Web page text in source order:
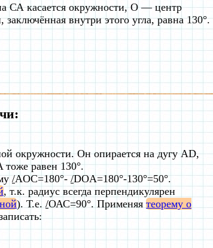
СА касается окружности, О — центр
внутри этого угла, равна 130°.
окружности. Он опирается на дугу AD,
тоже равен 130°.
/AOC=180°-/DOA=180°-130°=50°.
, т.к. радиус всегда перпендикулярен
). Т.е. /ОАС=90°. Применяя теорему о